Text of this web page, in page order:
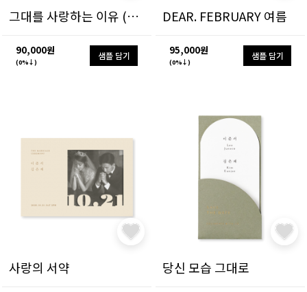
그대를 사랑하는 이유 (가로형)
90,000원
(0%↓)
샘플 담기
DEAR. FEBRUARY 여름
95,000원
(0%↓)
샘플 담기
사랑의 서약 당신 모습 그대로